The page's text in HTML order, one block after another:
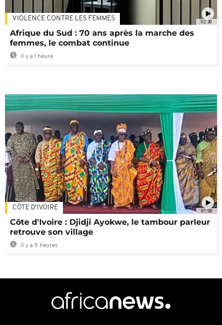
02:30
VIOLENCE CONTRE LES FEMMES
Afrique du Sud : 70 ans après la marche des
femmes, le combat continue
Il y a 1 heure
01:58
CÔTE D'IVOIRE
Côte d'Ivoire : Djidji Ayokwe, le tambour parleur
retrouve son village
Il y a 5 heures